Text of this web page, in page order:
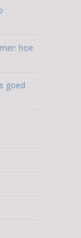
hoe
goed